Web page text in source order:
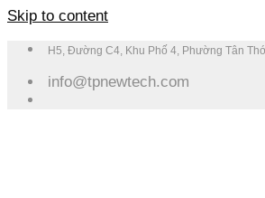
Skip to content
H5, Đường C4, Khu Phố 4, Phường Tân
info@tpnewtech.com